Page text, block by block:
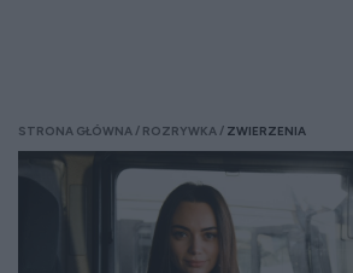
STRONA GŁÓWNA ROZRYWKA ZWIERZENIA